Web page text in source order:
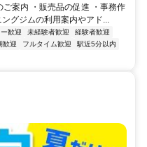
案内 ・販売品の促進 ・事務作
グジムの利用案内やアド...
歓迎 未経験者歓迎
経験者歓迎
歓迎 フルタイム歓迎
駅近5分以内